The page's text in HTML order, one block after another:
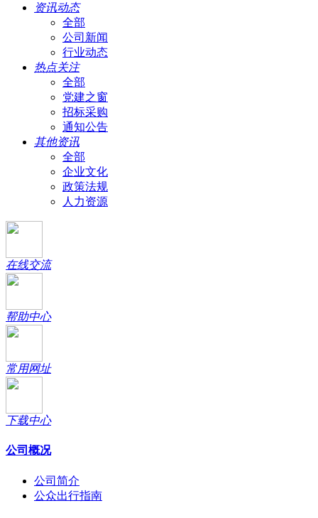
资讯动态
全部
公司新闻
行业动态
热点关注
全部
党建之窗
招标采购
通知公告
其他资讯
全部
企业文化
政策法规
人力资源
在线交流
帮助中心
常用网址
下载中心
公司概况
公司简介
公众出行指南